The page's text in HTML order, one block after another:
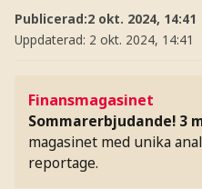
Publicerad:2 okt. 2024, 14:41
Uppdaterad: 2 okt. 2024, 14:41
Finansmagasinet
Sommarerbjudande! 3
magasinet med unika
reportage.